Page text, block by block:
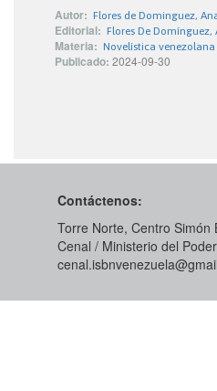
Autor: Flores de Dominguez,
Editorial: Flores De Domínguez,
Materia: Novelística venezolana
Publicado: 2024-09-30
Contáctenos:
Torre Norte, Centro Simón
Cenal / Ministerio del